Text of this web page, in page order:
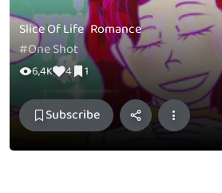
Slice Of Life Romance
#One Shot
6,4K 4 1
Subscribe